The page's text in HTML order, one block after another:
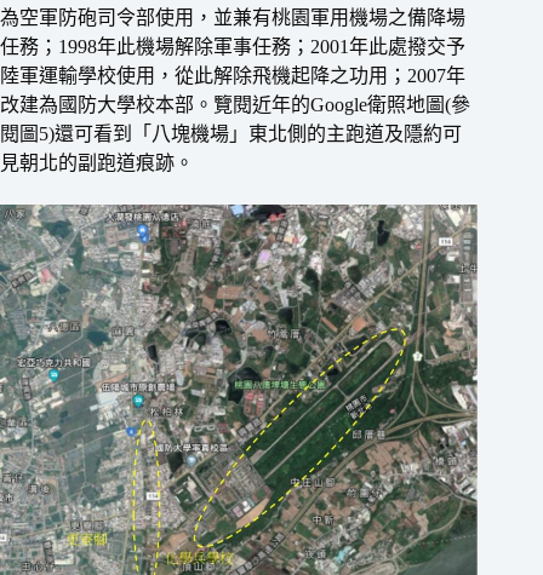
為空軍防砲司令部使用，並兼有桃園軍用機場之備降場
任務；1998年此機場解除軍事任務；2001年此處撥交予
陸軍運輸學校使用，從此解除飛機起降之功用；2007年
改建為國防大學校本部。覽閱近年的Google衛照地圖(參
閱圖5)還可看到「八塊機場」東北側的主跑道及隱約可
見朝北的副跑道痕跡。